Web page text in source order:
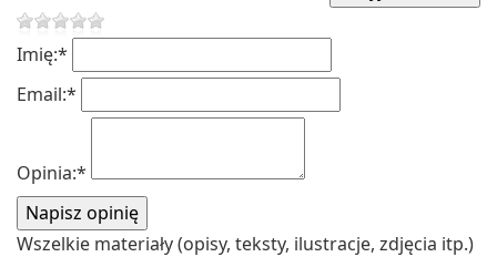
Imię:*
Email:*
Opinia:*
Wszelkie materiały (opisy, teksty, ilustracje, zdjęcia itp.)